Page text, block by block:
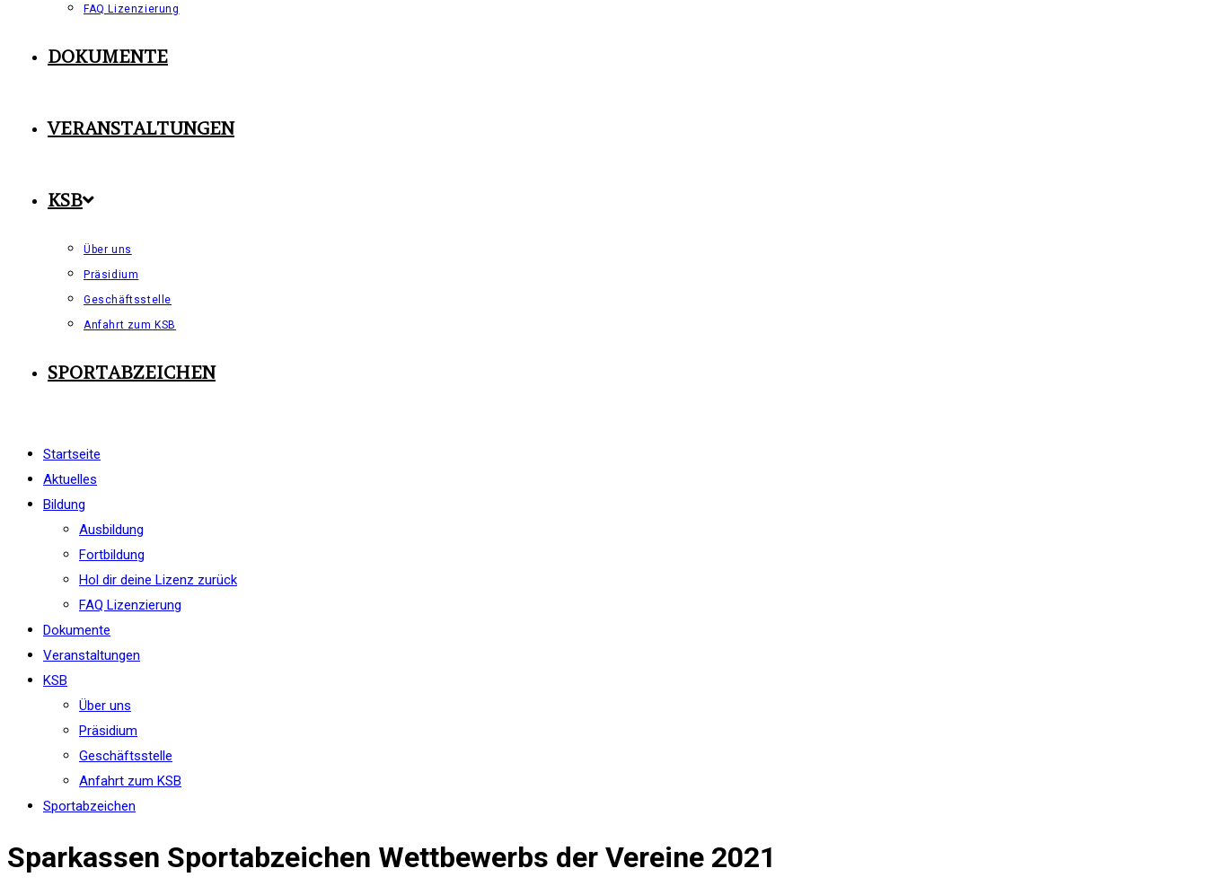
FAQ Lizenzierung
DOKUMENTE
VERANSTALTUNGEN
KSB
Über uns
Präsidium
Geschäftsstelle
Anfahrt zum KSB
SPORTABZEICHEN
Startseite
Aktuelles
Bildung
Ausbildung
Fortbildung
Hol dir deine Lizenz zurück
FAQ Lizenzierung
Dokumente
Veranstaltungen
KSB
Über uns
Präsidium
Geschäftsstelle
Anfahrt zum KSB
Sportabzeichen
Sparkassen Sportabzeichen Wettbewerbs der Vereine 2021